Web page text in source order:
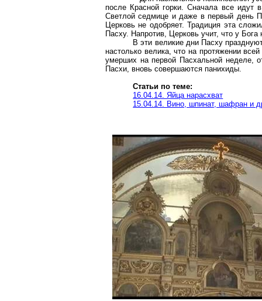
после Красной горки. Сначала все
Светлой седмице и даже в первый день
Церковь не одобряет. Традиция эта
Пасху. Напротив, Церковь учит, что у
В эти великие дни Пасху
настолько велика, что на протяжении
умерших на первой Пасхальной неделе,
Пасхи, вновь совершаются панихиды.
Статьи по теме:
16.04.14. Яйца нарасхват
15.04.14. Вино, шпинат, шафран и